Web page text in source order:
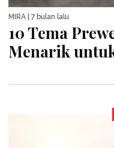
MIRA | 7 bulan lalu
10 Tema
Menarik